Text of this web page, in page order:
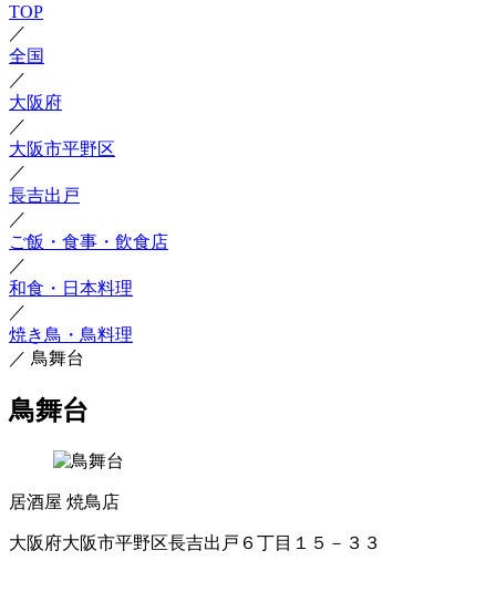
TOP
／
全国
／
大阪府
／
大阪市平野区
／
長吉出戸
／
ご飯・食事・飲食店
／
和食・日本料理
／
焼き鳥・鳥料理
／ 鳥舞台
鳥舞台
居酒屋 焼鳥店
大阪府大阪市平野区長吉出戸６丁目１５－３３